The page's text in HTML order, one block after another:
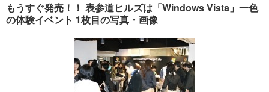
音楽 スポーツ
ショッピング その他
ペット ショッピング
その他
プッシュ通知の停止方法
もうすぐ発売！！ 表参道ヒルズは「Windows Vista」一色
の体験イベント 1枚目の写真・画像